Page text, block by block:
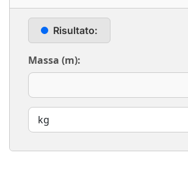
Risultato:
Massa (m):